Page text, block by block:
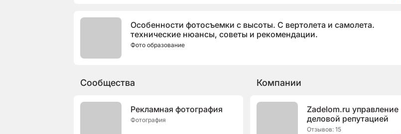
Особенности фотосъемки с высоты. С вертолета и самолета.
технические нюансы, советы и рекомендации.
Фото образование
Cообщества
Рекламная фотография
Фотография
Компании
Zadelom.ru управление
деловой репутацией
Отзывов: 15